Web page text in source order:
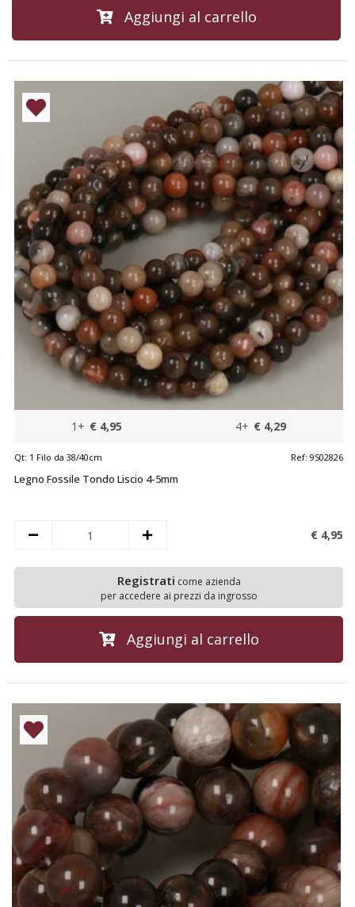
Aggiungi al carrello
1+ € 4,95 4+ € 4,29
Qt: 1 Filo da 38/40cm Ref: 9S02826
Legno Fossile Tondo Liscio 4-5mm
€ 4,95
Registrati come azienda
per accedere ai prezzi da ingrosso
Aggiungi al carrello